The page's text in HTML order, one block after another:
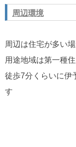
周辺環境
周辺は住宅が多い
用途地域は第一種
徒歩7分くらいに伊
す